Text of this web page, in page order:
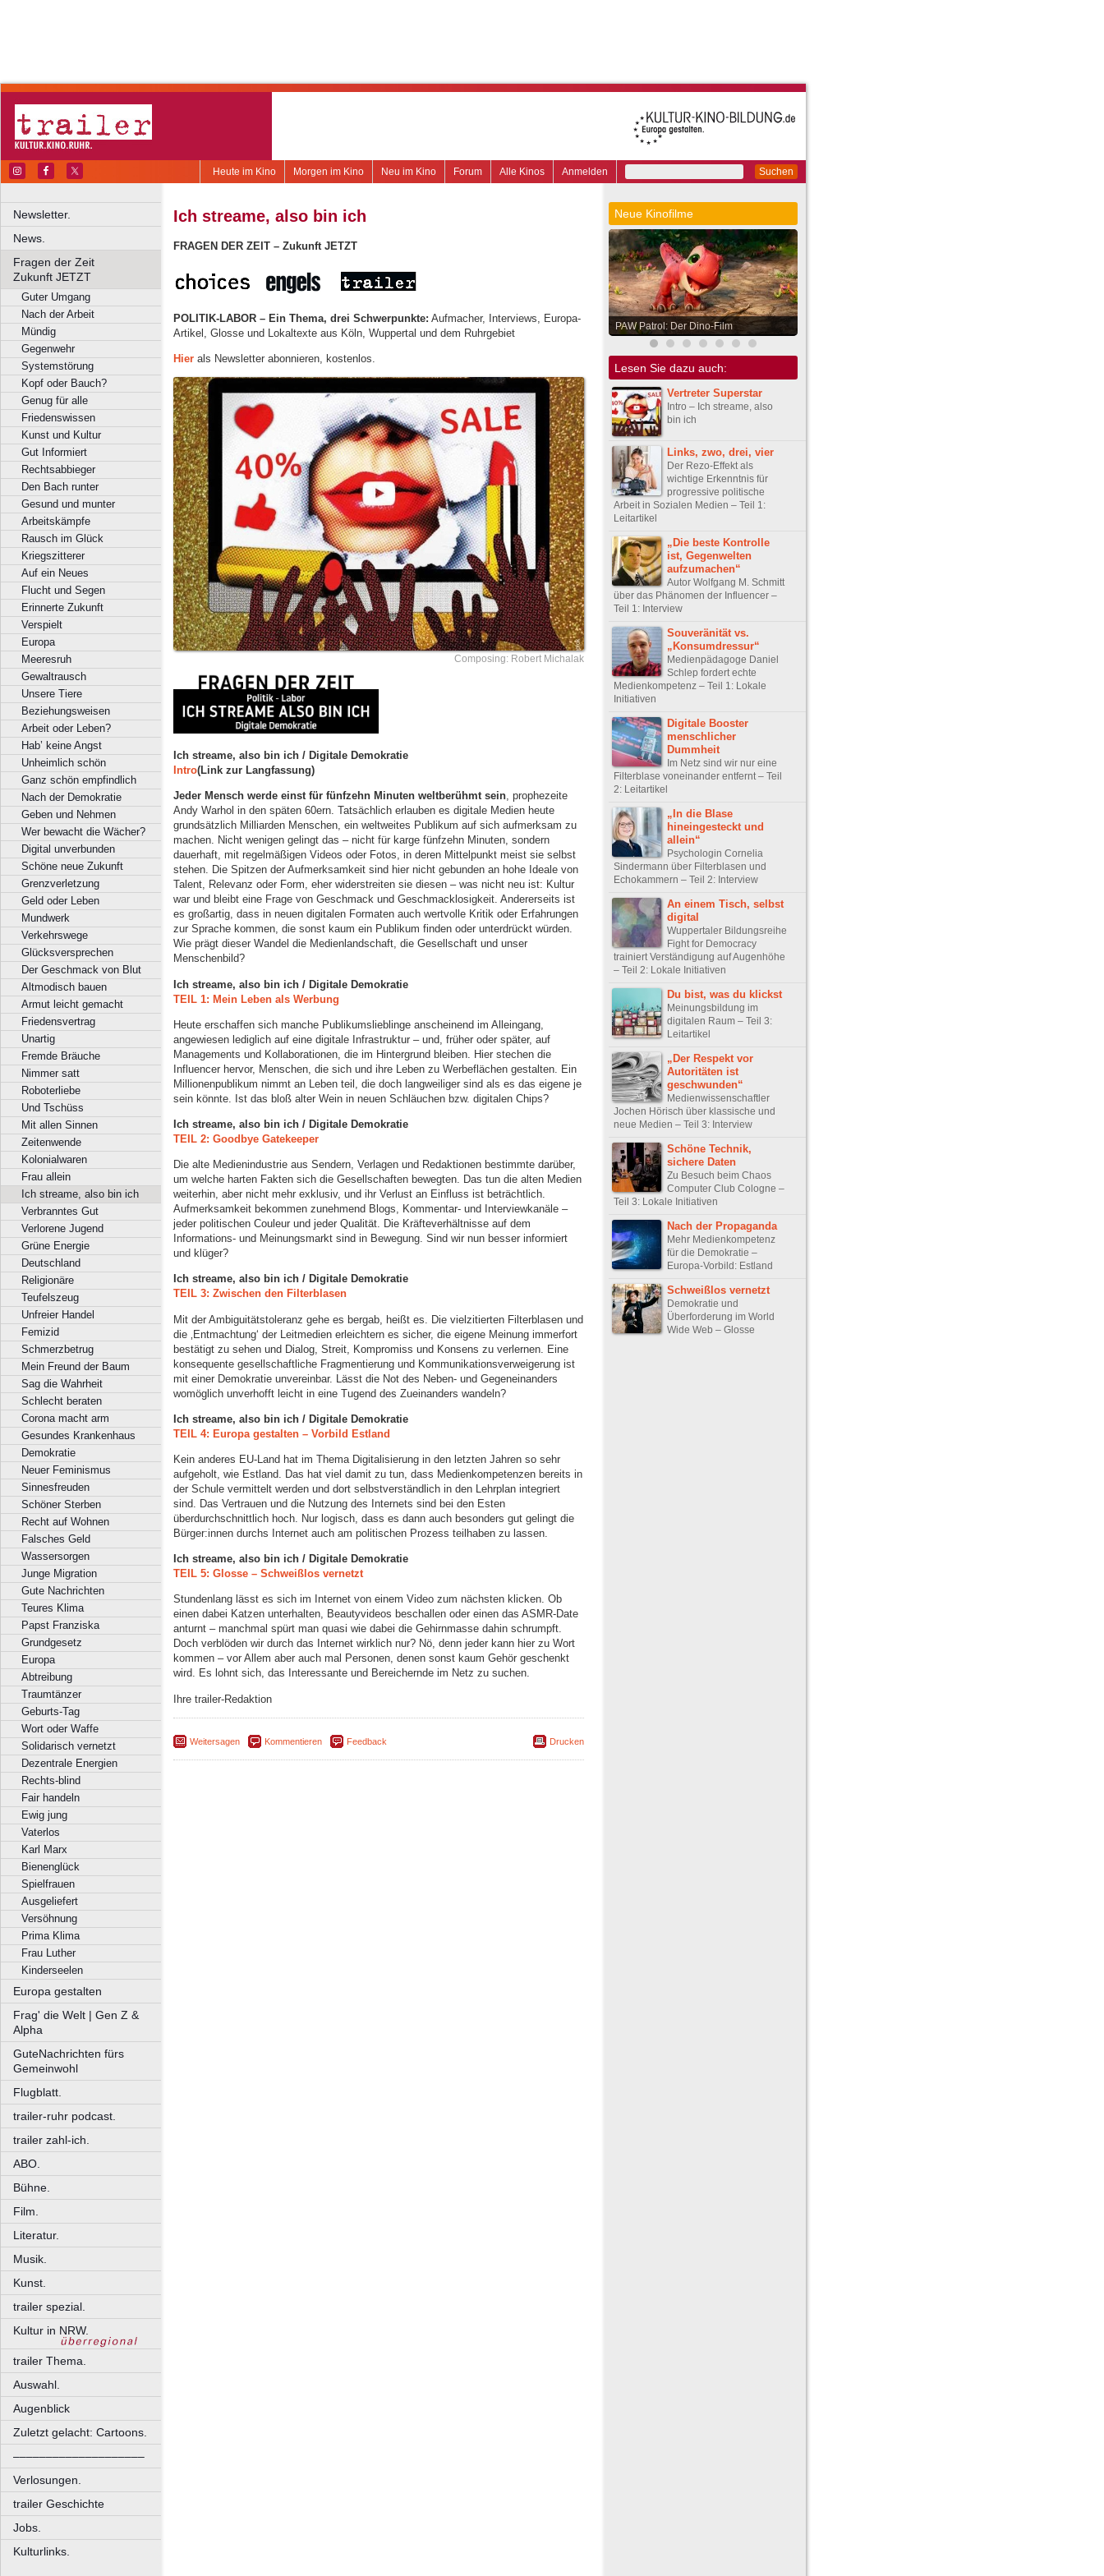
Suchen
Anmelden
Alle Kinos
Forum
Neu im Kino
Morgen im Kino
Heute im Kino
Newsletter.
News.
Fragen der Zeit
Zukunft JETZT
Guter Umgang
Nach der Arbeit
Mündig
Gegenwehr
Systemstörung
Kopf oder Bauch?
Genug für alle
Friedenswissen
Kunst und Kultur
Gut Informiert
Rechtsabbieger
Den Bach runter
Gesund und munter
Arbeitskämpfe
Rausch im Glück
Kriegszitterer
Auf ein Neues
Flucht und Segen
Erinnerte Zukunft
Verspielt
Europa
Meeresruh
Gewaltrausch
Unsere Tiere
Beziehungsweisen
Arbeit oder Leben?
Hab’ keine Angst
Unheimlich schön
Ganz schön empfindlich
Nach der Demokratie
Geben und Nehmen
Wer bewacht die Wächer?
Digital unverbunden
Schöne neue Zukunft
Grenzverletzung
Geld oder Leben
Mundwerk
Verkehrswege
Glücksversprechen
Der Geschmack von Blut
Altmodisch bauen
Armut leicht gemacht
Friedensvertrag
Unartig
Fremde Bräuche
Nimmer satt
Roboterliebe
Und Tschüss
Mit allen Sinnen
Zeitenwende
Kolonialwaren
Frau allein
Ich streame, also bin ich
Verbranntes Gut
Verlorene Jugend
Grüne Energie
Deutschland
Religionäre
Teufelszeug
Unfreier Handel
Femizid
Schmerzbetrug
Mein Freund der Baum
Sag die Wahrheit
Schlecht beraten
Corona macht arm
Gesundes Krankenhaus
Demokratie
Neuer Feminismus
Sinnesfreuden
Schöner Sterben
Recht auf Wohnen
Falsches Geld
Wassersorgen
Junge Migration
Gute Nachrichten
Teures Klima
Papst Franziska
Grundgesetz
Europa
Abtreibung
Traumtänzer
Geburts-Tag
Wort oder Waffe
Solidarisch vernetzt
Dezentrale Energien
Rechts-blind
Fair handeln
Ewig jung
Vaterlos
Karl Marx
Bienenglück
Spielfrauen
Ausgeliefert
Versöhnung
Prima Klima
Frau Luther
Kinderseelen
Europa gestalten
Frag' die Welt | Gen Z &
Alpha
GuteNachrichten fürs
Gemeinwohl
Flugblatt.
trailer-ruhr podcast.
trailer zahl-ich.
ABO.
Bühne.
Film.
Literatur.
Musik.
Kunst.
trailer spezial.
Kultur in NRW.
trailer Thema.
Auswahl.
Augenblick
Zuletzt gelacht: Cartoons.
––––––––––––––––––––
Verlosungen.
trailer Geschichte
Jobs.
Kulturlinks.
Ich streame, also bin ich
FRAGEN DER ZEIT – Zukunft JETZT
POLITIK-LABOR – Ein Thema, drei Schwerpunkte: Aufmacher, Interviews, Europa-
Artikel, Glosse und Lokaltexte aus Köln, Wuppertal und dem Ruhrgebiet
Hier als Newsletter abonnieren, kostenlos.
Composing: Robert Michalak
Ich streame, also bin ich / Digitale Demokratie
Intro(Link zur Langfassung)
Jeder Mensch werde einst für fünfzehn Minuten weltberühmt sein, prophezeite
Andy Warhol in den späten 60ern. Tatsächlich erlauben es digitale Medien heute
grundsätzlich Milliarden Menschen, ein weltweites Publikum auf sich aufmerksam zu
machen. Nicht wenigen gelingt das – nicht für karge fünfzehn Minuten, sondern
dauerhaft, mit regelmäßigen Videos oder Fotos, in deren Mittelpunkt meist sie selbst
stehen. Die Spitzen der Aufmerksamkeit sind hier nicht gebunden an hohe Ideale von
Talent, Relevanz oder Form, eher widerstreiten sie diesen – was nicht neu ist: Kultur
war und bleibt eine Frage von Geschmack und Geschmacklosigkeit. Andererseits ist
es großartig, dass in neuen digitalen Formaten auch wertvolle Kritik oder Erfahrungen
zur Sprache kommen, die sonst kaum ein Publikum finden oder unterdrückt würden.
Wie prägt dieser Wandel die Medienlandschaft, die Gesellschaft und unser
Menschenbild?
Ich streame, also bin ich / Digitale Demokratie
TEIL 1: Mein Leben als Werbung
Heute erschaffen sich manche Publikumslieblinge anscheinend im Alleingang,
angewiesen lediglich auf eine digitale Infrastruktur – und, früher oder später, auf
Managements und Kollaborationen, die im Hintergrund bleiben. Hier stechen die
Influencer hervor, Menschen, die sich und ihre Leben zu Werbeflächen gestalten. Ein
Millionenpublikum nimmt an Leben teil, die doch langweiliger sind als es das eigene je
sein könnte. Ist das bloß alter Wein in neuen Schläuchen bzw. digitalen Chips?
Ich streame, also bin ich / Digitale Demokratie
TEIL 2: Goodbye Gatekeeper
Die alte Medienindustrie aus Sendern, Verlagen und Redaktionen bestimmte darüber,
um welche harten Fakten sich die Gesellschaften bewegten. Das tun die alten Medien
weiterhin, aber nicht mehr exklusiv, und ihr Verlust an Einfluss ist beträchtlich.
Aufmerksamkeit bekommen zunehmend Blogs, Kommentar- und Interviewkanäle –
jeder politischen Couleur und jeder Qualität. Die Kräfteverhältnisse auf dem
Informations- und Meinungsmarkt sind in Bewegung. Sind wir nun besser informiert
und klüger?
Ich streame, also bin ich / Digitale Demokratie
TEIL 3: Zwischen den Filterblasen
Mit der Ambiguitätstoleranz gehe es bergab, heißt es. Die vielzitierten Filterblasen und
die ‚Entmachtung‘ der Leitmedien erleichtern es sicher, die eigene Meinung immerfort
bestätigt zu sehen und Dialog, Streit, Kompromiss und Konsens zu verlernen. Eine
konsequente gesellschaftliche Fragmentierung und Kommunikationsverweigerung ist
mit einer Demokratie unvereinbar. Lässt die Not des Neben- und Gegeneinanders
womöglich unverhofft leicht in eine Tugend des Zueinanders wandeln?
Ich streame, also bin ich / Digitale Demokratie
TEIL 4: Europa gestalten – Vorbild Estland
Kein anderes EU-Land hat im Thema Digitalisierung in den letzten Jahren so sehr
aufgeholt, wie Estland. Das hat viel damit zu tun, dass Medienkompetenzen bereits in
der Schule vermittelt werden und dort selbstverständlich in den Lehrplan integriert
sind. Das Vertrauen und die Nutzung des Internets sind bei den Esten
überdurchschnittlich hoch. Nur logisch, dass es dann auch besonders gut gelingt die
Bürger:innen durchs Internet auch am politischen Prozess teilhaben zu lassen.
Ich streame, also bin ich / Digitale Demokratie
TEIL 5: Glosse – Schweißlos vernetzt
Stundenlang lässt es sich im Internet von einem Video zum nächsten klicken. Ob
einen dabei Katzen unterhalten, Beautyvideos beschallen oder einen das ASMR-Date
anturnt – manchmal spürt man quasi wie dabei die Gehirnmasse dahin schrumpft.
Doch verblöden wir durch das Internet wirklich nur? Nö, denn jeder kann hier zu Wort
kommen – vor Allem aber auch mal Personen, denen sonst kaum Gehör geschenkt
wird. Es lohnt sich, das Interessante und Bereichernde im Netz zu suchen.
Ihre trailer-Redaktion
Weitersagen Kommentieren Feedback Drucken
Neue Kinofilme
PAW Patrol: Der Dino-Film
Lesen Sie dazu auch:
Vertreter Superstar
Intro – Ich streame, also
bin ich
Links, zwo, drei, vier
Der Rezo-Effekt als
wichtige Erkenntnis für
progressive politische
Arbeit in Sozialen Medien – Teil 1:
Leitartikel
„Die beste Kontrolle
ist, Gegenwelten
aufzumachen“
Autor Wolfgang M. Schmitt
über das Phänomen der Influencer –
Teil 1: Interview
Souveränität vs.
„Konsumdressur“
Medienpädagoge Daniel
Schlep fordert echte
Medienkompetenz – Teil 1: Lokale
Initiativen
Digitale Booster
menschlicher
Dummheit
Im Netz sind wir nur eine
Filterblase voneinander entfernt – Teil
2: Leitartikel
„In die Blase
hineingesteckt und
allein“
Psychologin Cornelia
Sindermann über Filterblasen und
Echokammern – Teil 2: Interview
An einem Tisch, selbst
digital
Wuppertaler Bildungsreihe
Fight for Democracy
trainiert Verständigung auf Augenhöhe
– Teil 2: Lokale Initiativen
Du bist, was du klickst
Meinungsbildung im
digitalen Raum – Teil 3:
Leitartikel
„Der Respekt vor
Autoritäten ist
geschwunden“
Medienwissenschaftler
Jochen Hörisch über klassische und
neue Medien – Teil 3: Interview
Schöne Technik,
sichere Daten
Zu Besuch beim Chaos
Computer Club Cologne –
Teil 3: Lokale Initiativen
Nach der Propaganda
Mehr Medienkompetenz
für die Demokratie –
Europa-Vorbild: Estland
Schweißlos vernetzt
Demokratie und
Überforderung im World
Wide Web – Glosse